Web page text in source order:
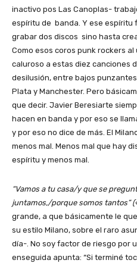
inactivo pos Las Canoplas-
espíritu de banda. Y ese espíritu
grabar dos discos sino hasta
Como esos coros punk rockers
caluroso a estas diez canciones
desilusión, entre bajos
Plata y Manchester. Pero
que decir. Javier Beresiarte
hacen en banda y por eso se
y por eso no dice de más. El
menos mal. Menos mal que hay
espíritu y menos mal.
“Vamos a tu casa/y que se
juntamos,/porque somos tantos”
grande, a que básicamente le
su estilo Milano, sobre el raro
día-. No soy factor de riesgo por
enseguida apunta: “Si terminé